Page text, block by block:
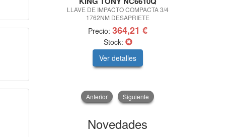
LLAVE DE IMPACTO COMPACTA 3/4
1762NM DESAPRIETE
Precio: 364,21 €
Stock:
Ver detalles
Anterior Siguiente
Novedades